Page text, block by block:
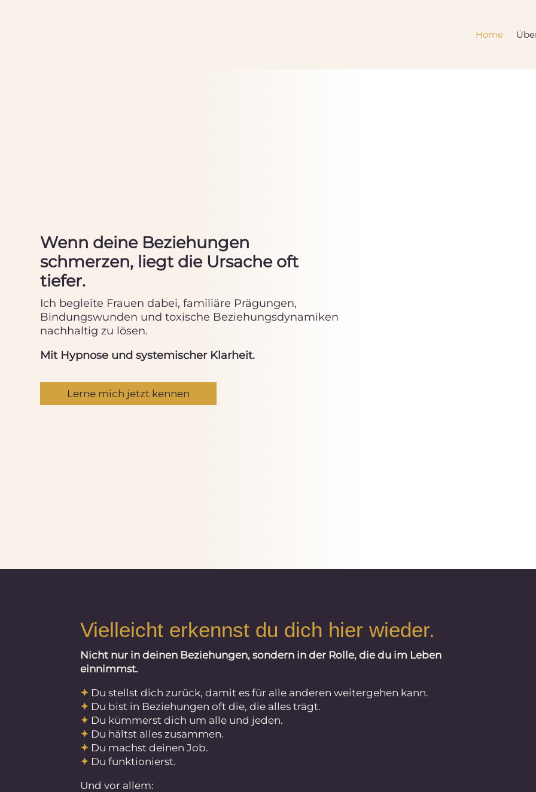
Home
Wenn deine Beziehungen
schmerzen, liegt die Ursache oft
tiefer.
Ich begleite Frauen dabei, familiäre Prägungen,
Bindungswunden und toxische Beziehungsdynamiken
nachhaltig zu lösen.
Mit Hypnose und systemischer Klarheit.
Lerne mich jetzt kennen
Vielleicht erkennst du dich hier wieder.
Nicht nur in deinen Beziehungen, sondern in der Rolle, die du im Leben
einnimmst.
✦ Du stellst dich zurück, damit es für alle anderen weitergehen kann.
✦ Du bist in Beziehungen oft die, die alles trägt.
✦ Du kümmerst dich um alle und jeden.
✦ Du hältst alles zusammen.
✦ Du machst deinen Job.
✦ Du funktionierst.
Und vor allem: